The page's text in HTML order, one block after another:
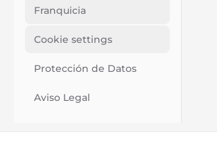
Franquicia
Cookie settings
Protección de Datos
Aviso Legal